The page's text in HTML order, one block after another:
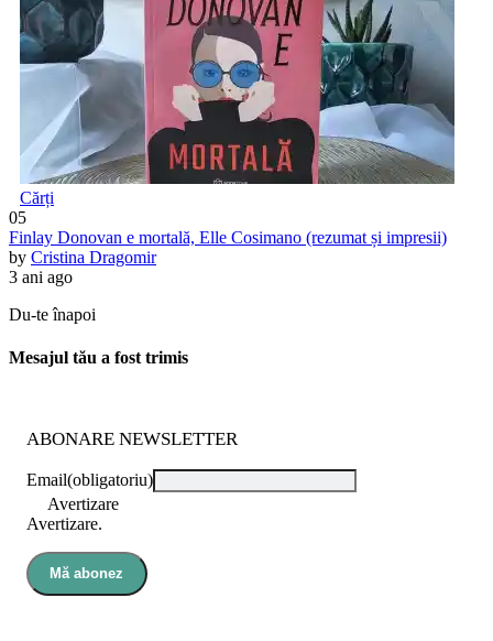
Cărți
05
Finlay Donovan e mortală, Elle Cosimano (rezumat și impresii)
by Cristina Dragomir
3 ani ago
Du-te înapoi
Mesajul tău a fost trimis
ABONARE NEWSLETTER
Email(obligatoriu)
Avertizare
Avertizare.
Mă abonez